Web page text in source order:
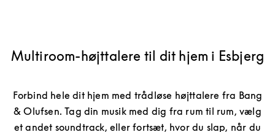
Multiroom-højttalere til dit hjem i Esbjerg
Forbind hele dit hjem med trådløse højttalere fra Bang
& Olufsen. Tag din musik med dig fra rum til rum, vælg
et andet soundtrack, eller fortsæt, hvor du slap, når du